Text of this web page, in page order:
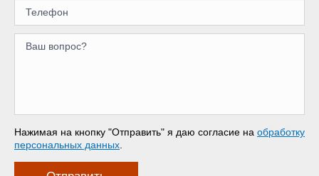
Нажимая на кнопку "Отправить" я даю согласие на обработку
персональных данных